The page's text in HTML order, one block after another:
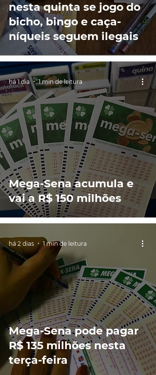
nesta quinta se jogo do
bicho, bingo e caça-
níqueis seguem ilegais
Mega-Sena acumula e
vai a R$ 150 milhões
há 1 dia 1 min de leitura
Mega-Sena pode pagar
R$ 135 milhões nesta
terça-feira
há 2 dias 1 min de leitura